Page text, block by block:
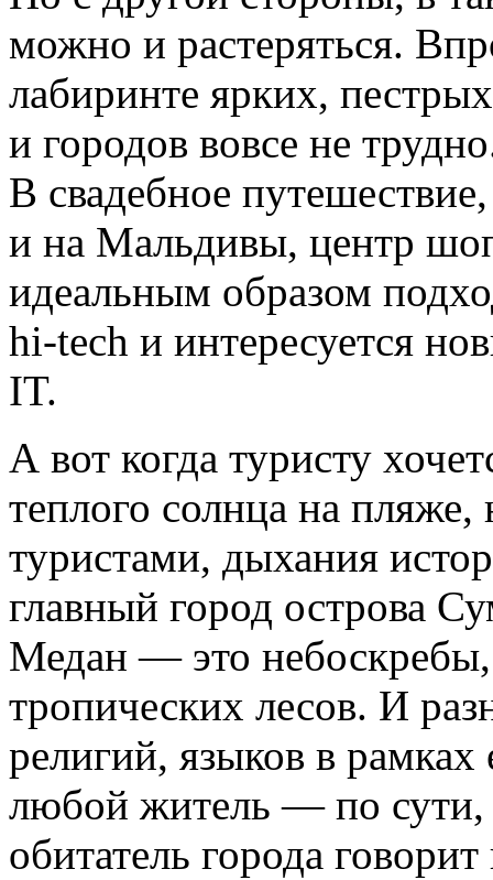
можно и растеряться.
лабиринте ярких,
и городов вовсе не
В свадебное
и на Мальдивы, центр
идеальным образом
hi-tech и интересуется
IT.
А вот когда туристу
теплого солнца на пляже,
туристами, дыхания
главный город острова
Медан — это небоскребы,
тропических лесов. И
религий, языков в
любой житель — по сути,
обитатель города